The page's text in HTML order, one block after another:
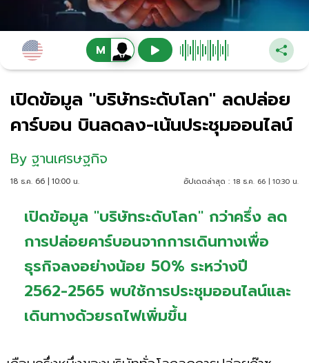
เปิดข้อมูล "บริษัทระดับโลก" ลดปล่อย
คาร์บอน บินลดลง-เน้นประชุมออนไลน์
By ฐานเศรษฐกิจ
18 ธ.ค. 66 | 10:00 น. อัปเดตล่าสุด : 18 ธ.ค. 66 | 10:30 น.
เปิดข้อมูล "บริษัทระดับโลก" กว่าครึ่ง ลด
การปล่อยคาร์บอนจากการเดินทางเพื่อ
ธุรกิจลงอย่างน้อย 50% ระหว่างปี
2562-2565 พบใช้การประชุมออนไลน์และ
เดินทางด้วยรถไฟเพิ่มขึ้น